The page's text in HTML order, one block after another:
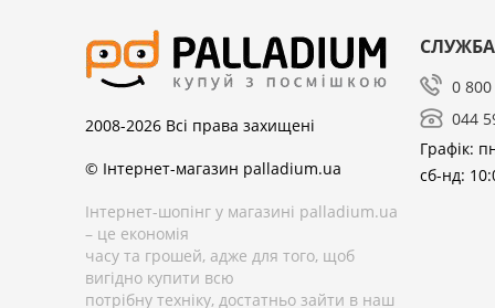
2008-2026 Всі права захищені
© Інтернет-магазин palladium.ua
Інтернет-шопінг у магазині palladium.ua
– це економія
часу та грошей, адже для того, щоб
вигідно купити всю
потрібну техніку, достатньо зайти в наш
0
044
Графік:
сб-нд: